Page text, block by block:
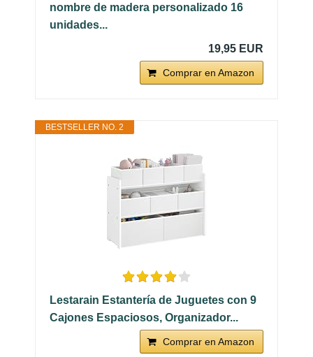
nombre de madera personalizado 16
unidades...
19,95 EUR
Comprar en Amazon
BESTSELLER NO. 2
Lestarain Estantería de Juguetes con 9
Cajones Espaciosos, Organizador...
Comprar en Amazon